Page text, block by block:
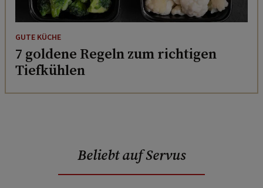
GUTE KÜCHE
7 goldene Regeln zum richtigen
Tiefkühlen
Beliebt auf Servus